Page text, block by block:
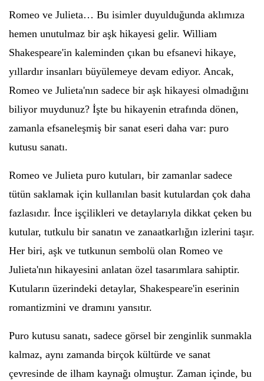
Romeo ve Julieta… Bu isimler duyulduğunda aklımıza
hemen unutulmaz bir aşk hikayesi gelir. William
Shakespeare'in kaleminden çıkan bu efsanevi hikaye,
yıllardır insanları büyülemeye devam ediyor. Ancak,
Romeo ve Julieta'nın sadece bir aşk hikayesi olmadığını
biliyor muydunuz? İşte bu hikayenin etrafında dönen,
zamanla efsaneleşmiş bir sanat eseri daha var: puro
kutusu sanatı.
Romeo ve Julieta puro kutuları, bir zamanlar sadece
tütün saklamak için kullanılan basit kutulardan çok daha
fazlasıdır. İnce işçilikleri ve detaylarıyla dikkat çeken bu
kutular, tutkulu bir sanatın ve zanaatkarlığın izlerini taşır.
Her biri, aşk ve tutkunun sembolü olan Romeo ve
Julieta'nın hikayesini anlatan özel tasarımlara sahiptir.
Kutuların üzerindeki detaylar, Shakespeare'in eserinin
romantizmini ve dramını yansıtır.
Puro kutusu sanatı, sadece görsel bir zenginlik sunmakla
kalmaz, aynı zamanda birçok kültürde ve sanat
çevresinde de ilham kaynağı olmuştur. Zaman içinde, bu